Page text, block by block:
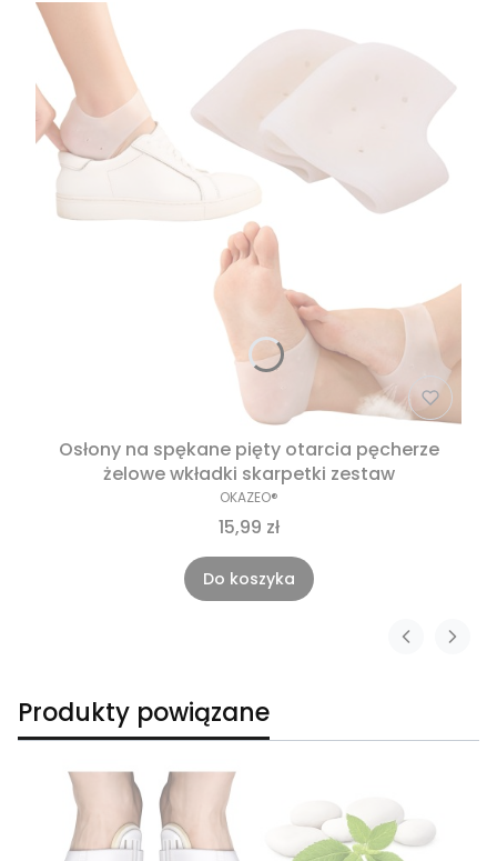
Osłony na spękane pięty otarcia pęcherze
żelowe wkładki skarpetki zestaw
OKAZEO®
15,99 zł
Do koszyka
Produkty powiązane